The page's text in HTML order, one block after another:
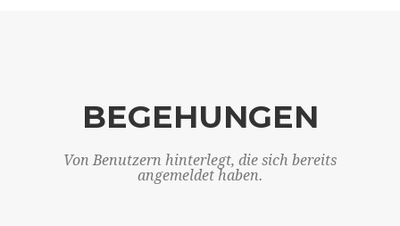
BEGEHUNGEN
Von Benutzern hinterlegt, die sich bereits
angemeldet haben.